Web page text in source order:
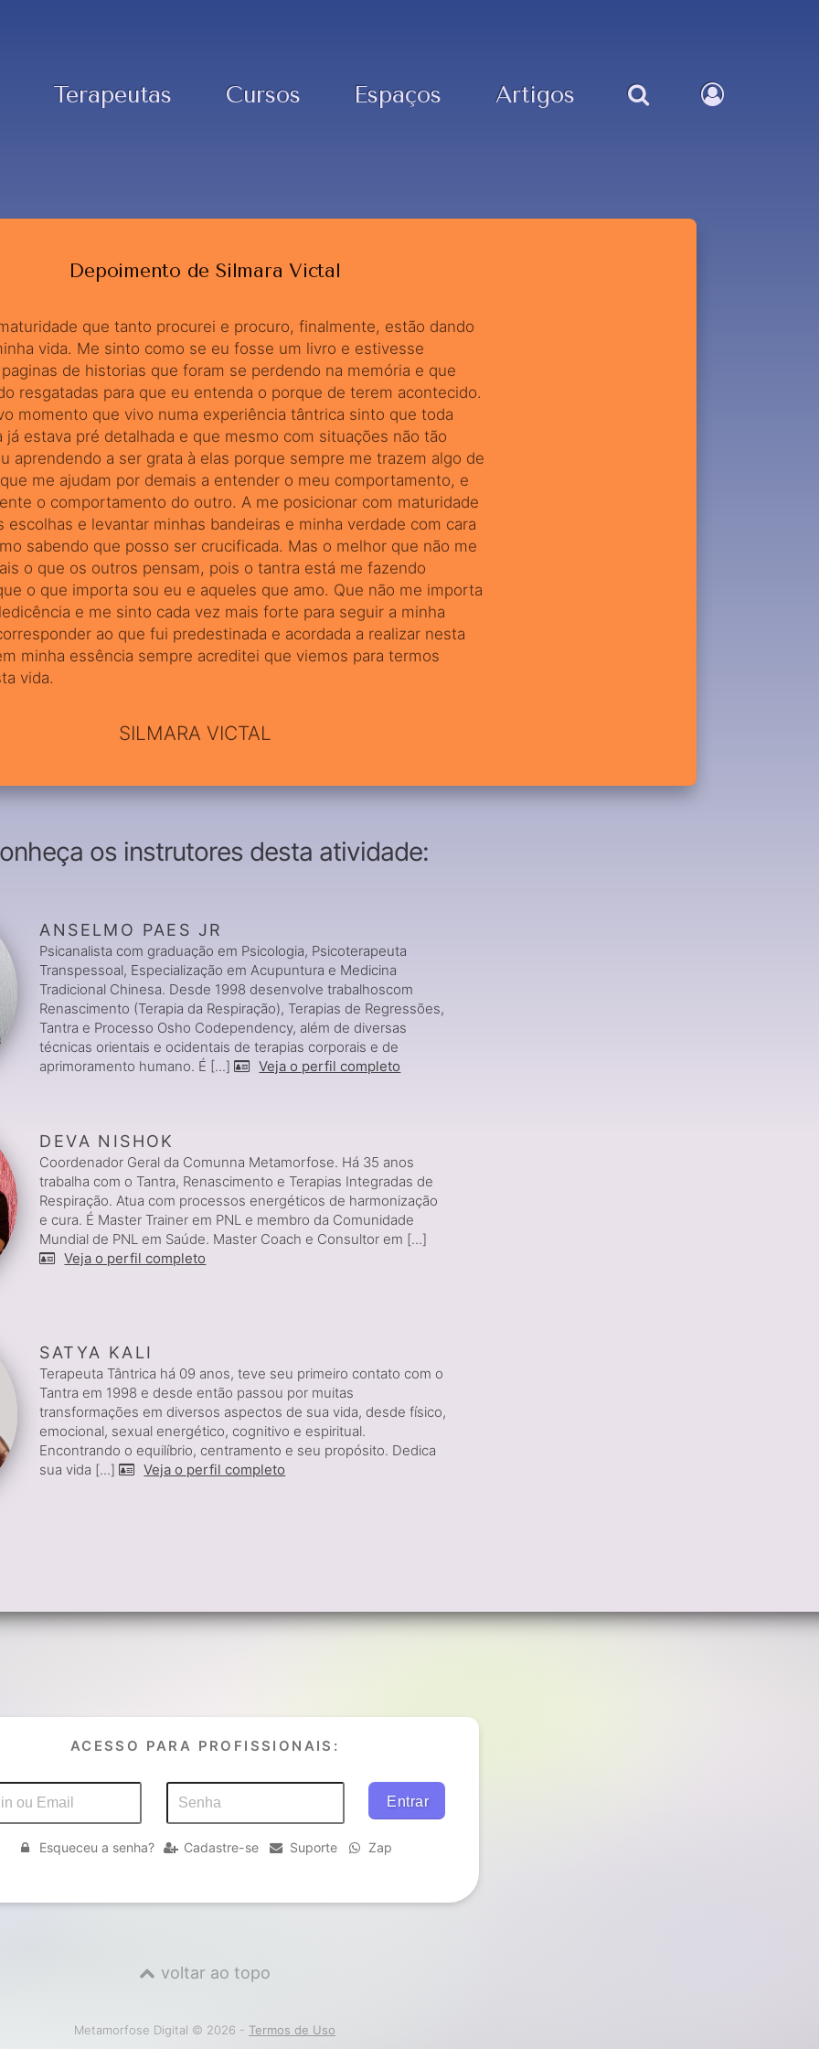
Terapeutas Cursos Espaços Artigos
Depoimento de Silmara Victal
que tanto procurei e procuro, finalmente, estão dando
vida. Me sinto como se eu fosse um livro e estivesse
de historias que foram se perdendo na memória e que
resgatadas para que eu entenda o porque de terem acontecido.
momento que vivo numa experiência tântrica sinto que toda
já estava pré detalhada e que mesmo com situações não tão
aprendendo a ser grata à elas porque sempre me trazem algo de
me ajudam por demais a entender o meu comportamento, e
o comportamento do outro. A me posicionar com maturidade
escolhas e levantar minhas bandeiras e minha verdade com cara
sabendo que posso ser crucificada. Mas o melhor que não me
o que os outros pensam, pois o tantra está me fazendo
o que importa sou eu e aqueles que amo. Que não me importa
e me sinto cada vez mais forte para seguir a minha
ao que fui predestinada e acordada a realizar nesta
minha essência sempre acreditei que viemos para termos
vida.
SILMARA VICTAL
os instrutores desta atividade:
ANSELMO PAES JR
Psicanalista com graduação em Psicologia, Psicoterapeuta
Transpessoal, Especialização em Acupuntura e Medicina
Tradicional Chinesa. Desde 1998 desenvolve trabalhoscom
Renascimento (Terapia da Respiração), Terapias de Regressões,
Tantra e Processo Osho Codependency, além de diversas
técnicas orientais e ocidentais de terapias corporais e de
aprimoramento humano. É [...]
Veja o perfil completo
DEVA NISHOK
Coordenador Geral da Comunna Metamorfose. Há 35 anos
trabalha com o Tantra, Renascimento e Terapias Integradas de
Respiração. Atua com processos energéticos de harmonização
e cura. É Master Trainer em PNL e membro da Comunidade
Mundial de PNL em Saúde. Master Coach e Consultor em [...]
Veja o perfil completo
SATYA KALI
Terapeuta Tântrica há 09 anos, teve seu primeiro contato com o
Tantra em 1998 e desde então passou por muitas
transformações em diversos aspectos de sua vida, desde físico,
emocional, sexual energético, cognitivo e espiritual.
Encontrando o equilíbrio, centramento e seu propósito. Dedica
sua vida [...]
Veja o perfil completo
ACESSO PARA PROFISSIONAIS:
Esqueceu a senha? Cadastre-se Suporte Zap
voltar ao topo
Metamorfose Digital © 2026 - Termos de Uso